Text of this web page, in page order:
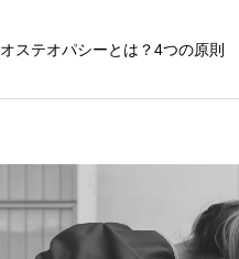
オステオパシーとは？4つの原則